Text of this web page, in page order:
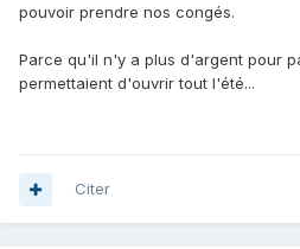
pouvoir prendre nos congés.
Parce qu'il n'y a plus d'argent pour
permettaient d'ouvrir tout l'été...
Citer